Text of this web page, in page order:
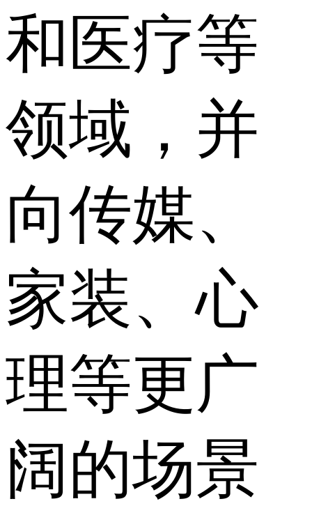
和医疗等
领域，并
向传媒、
家装、心
理等更广
阔的场景